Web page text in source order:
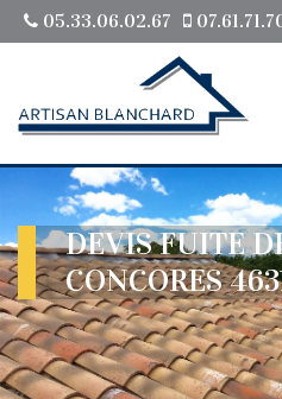
05.33.06.02.67
DEVIS FUITE
CONCORES